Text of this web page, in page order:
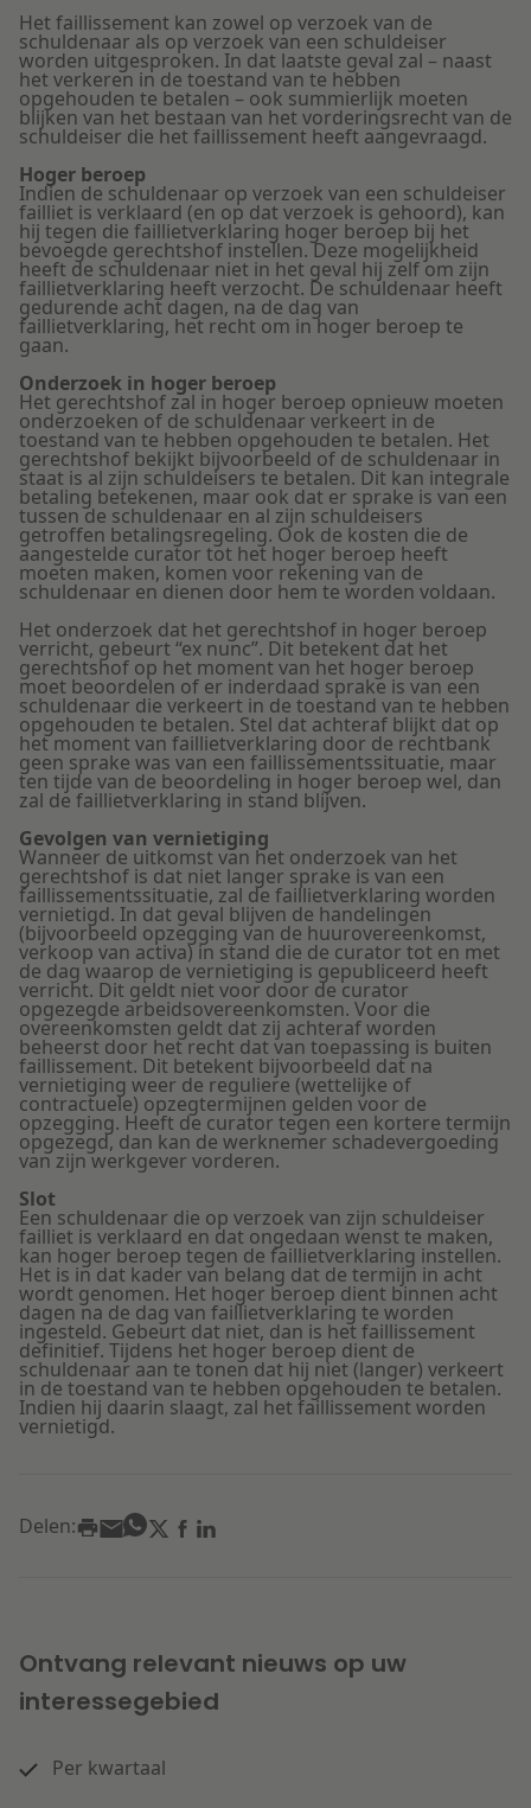
Het faillissement kan zowel op verzoek van de
schuldenaar als op verzoek van een schuldeiser
worden uitgesproken. In dat laatste geval zal – naast
het verkeren in de toestand van te hebben
opgehouden te betalen – ook summierlijk moeten
blijken van het bestaan van het vorderingsrecht van de
schuldeiser die het faillissement heeft aangevraagd.
Hoger beroep
Indien de schuldenaar op verzoek van een schuldeiser
failliet is verklaard (en op dat verzoek is gehoord), kan
hij tegen die faillietverklaring hoger beroep bij het
bevoegde gerechtshof instellen. Deze mogelijkheid
heeft de schuldenaar niet in het geval hij zelf om zijn
faillietverklaring heeft verzocht. De schuldenaar heeft
gedurende acht dagen, na de dag van
faillietverklaring, het recht om in hoger beroep te
gaan.
Onderzoek in hoger beroep
Het gerechtshof zal in hoger beroep opnieuw moeten
onderzoeken of de schuldenaar verkeert in de
toestand van te hebben opgehouden te betalen. Het
gerechtshof bekijkt bijvoorbeeld of de schuldenaar in
staat is al zijn schuldeisers te betalen. Dit kan integrale
betaling betekenen, maar ook dat er sprake is van een
tussen de schuldenaar en al zijn schuldeisers
getroffen betalingsregeling. Ook de kosten die de
aangestelde curator tot het hoger beroep heeft
moeten maken, komen voor rekening van de
schuldenaar en dienen door hem te worden voldaan.
Het onderzoek dat het gerechtshof in hoger beroep
verricht, gebeurt “ex nunc”. Dit betekent dat het
gerechtshof op het moment van het hoger beroep
moet beoordelen of er inderdaad sprake is van een
schuldenaar die verkeert in de toestand van te hebben
opgehouden te betalen. Stel dat achteraf blijkt dat op
het moment van faillietverklaring door de rechtbank
geen sprake was van een faillissementssituatie, maar
ten tijde van de beoordeling in hoger beroep wel, dan
zal de faillietverklaring in stand blijven.
Gevolgen van vernietiging
Wanneer de uitkomst van het onderzoek van het
gerechtshof is dat niet langer sprake is van een
faillissementssituatie, zal de faillietverklaring worden
vernietigd. In dat geval blijven de handelingen
(bijvoorbeeld opzegging van de huurovereenkomst,
verkoop van activa) in stand die de curator tot en met
de dag waarop de vernietiging is gepubliceerd heeft
verricht. Dit geldt niet voor door de curator
opgezegde arbeidsovereenkomsten. Voor die
overeenkomsten geldt dat zij achteraf worden
beheerst door het recht dat van toepassing is buiten
faillissement. Dit betekent bijvoorbeeld dat na
vernietiging weer de reguliere (wettelijke of
contractuele) opzegtermijnen gelden voor de
opzegging. Heeft de curator tegen een kortere termijn
opgezegd, dan kan de werknemer schadevergoeding
van zijn werkgever vorderen.
Slot
Een schuldenaar die op verzoek van zijn schuldeiser
failliet is verklaard en dat ongedaan wenst te maken,
kan hoger beroep tegen de faillietverklaring instellen.
Het is in dat kader van belang dat de termijn in acht
wordt genomen. Het hoger beroep dient binnen acht
dagen na de dag van faillietverklaring te worden
ingesteld. Gebeurt dat niet, dan is het faillissement
definitief. Tijdens het hoger beroep dient de
schuldenaar aan te tonen dat hij niet (langer) verkeert
in de toestand van te hebben opgehouden te betalen.
Indien hij daarin slaagt, zal het faillissement worden
vernietigd.
Delen:
Ontvang relevant nieuws op uw
interessegebied
Per kwartaal